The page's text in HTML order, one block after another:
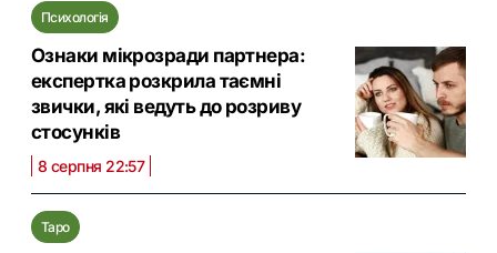
Психологія
Ознаки мікрозради партнера:
експертка розкрила таємні
звички, які ведуть до розриву
стосунків
8 серпня 22:57
Таро